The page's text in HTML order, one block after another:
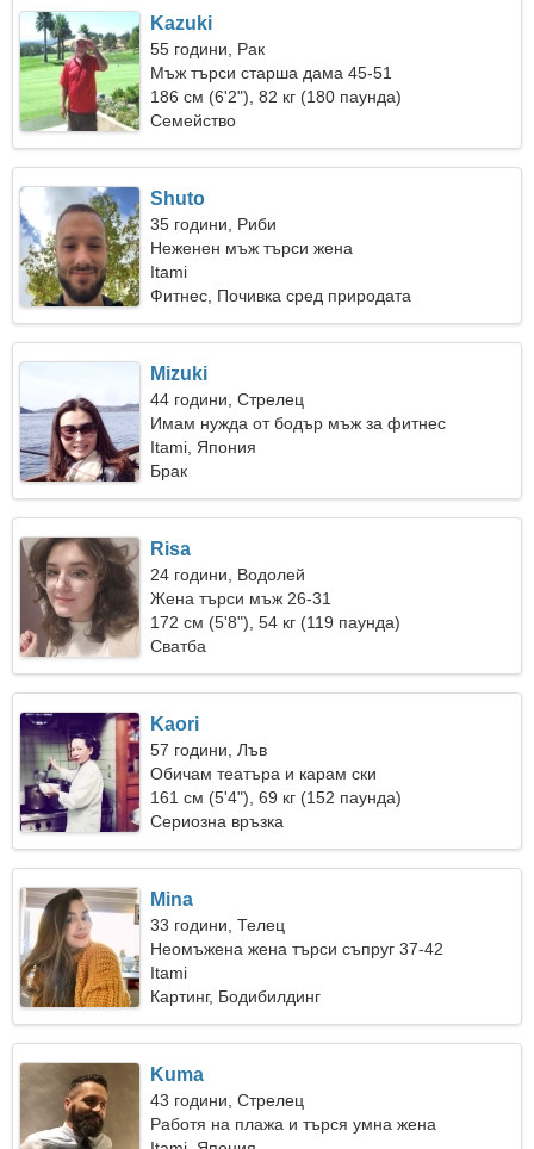
Kazuki
55 години, Рак
Мъж търси старша дама 45-51
186 см (6'2"), 82 кг (180 паунда)
Семейство
Shuto
35 години, Риби
Неженен мъж търси жена
Itami
Фитнес, Почивка сред природата
Mizuki
44 години, Стрелец
Имам нужда от бодър мъж за фитнес
Itami, Япония
Брак
Risa
24 години, Водолей
Жена търси мъж 26-31
172 см (5'8"), 54 кг (119 паунда)
Сватба
Kaori
57 години, Лъв
Обичам театъра и карам ски
161 см (5'4"), 69 кг (152 паунда)
Сериозна връзка
Mina
33 години, Телец
Неомъжена жена търси съпруг 37-42
Itami
Картинг, Бодибилдинг
Kuma
43 години, Стрелец
Работя на плажа и търся умна жена